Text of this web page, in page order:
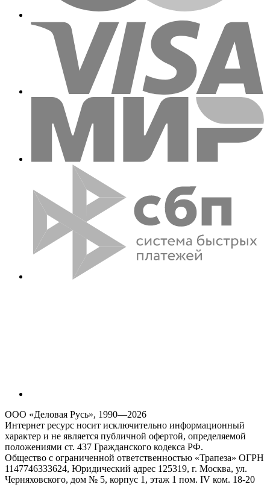
ООО «Деловая Русь», 1990—2026
Интернет ресурс носит исключительно информационный
характер и не является публичной офертой, определяемой
положениями ст. 437 Гражданского кодекса РФ.
Общество с ограниченной ответственностью «Трапеза» ОГРН
1147746333624, Юридический адрес 125319, г. Москва, ул.
Черняховского, дом № 5, корпус 1, этаж 1 пом. IV ком. 18-20